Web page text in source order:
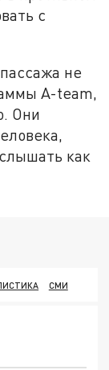
с
не
A-team,
Они
как
СМИ